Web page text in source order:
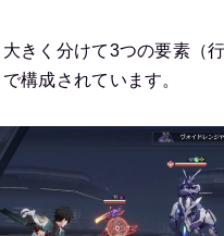
きく分けて3つの要素（
構成されています。